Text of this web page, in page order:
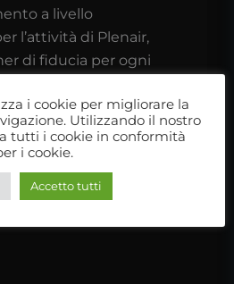
a livello
l’attività di Plenair,
di fiducia per ogni
nostro showroom
i cookie per migliorare la
Utilizzando il nostro
tutti i cookie in conformità
i cookie.
Accetto tutti